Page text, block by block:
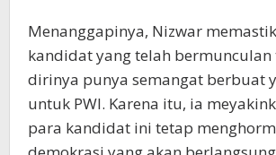
Menanggapinya, Nizwar
kandidat yang telah
dirinya punya semangat berbuat
untuk PWI. Karena itu, ia
para kandidat ini tetap